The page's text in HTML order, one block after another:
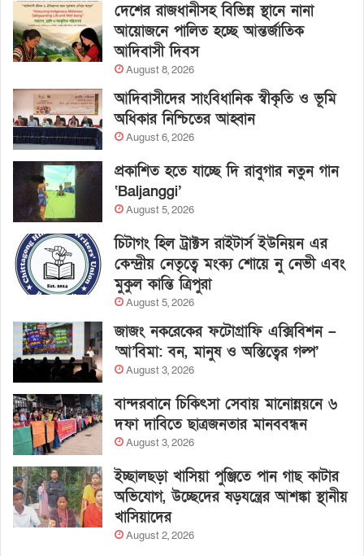
দেশের রাজধানীসহ বিভিন্ন স্থানে নানা
আয়োজনে পালিত হচ্ছে আন্তর্জাতিক
আদিবাসী দিবস
August 8, 2026
আদিবাসীদের সাংবিধানিক স্বীকৃতি ও ভূমি
অধিকার নিশ্চিতের আহ্বান
August 6, 2026
প্রকাশিত হতে যাচ্ছে দি রাবুগার নতুন গান
‘Baljanggi’
August 5, 2026
চিটাগং হিল ট্রাক্টস রাইটার্স ইউনিয়ন এর
কেন্দ্রীয় নেতৃত্বে মংক্য শোয়ে নু নেভী এবং
মুকুল কান্তি ত্রিপুরা
August 5, 2026
জাজং নকরেকের ফটোগ্রাফি এক্সিবিশন –
‘আ’বিমা: বন, মানুষ ও অস্তিত্বের গল্প’
August 3, 2026
বান্দরবানে চিকিৎসা সেবায় মানোন্নয়নে ৬
দফা দাবিতে ছাত্রজনতার মানববন্ধন
August 3, 2026
ইচ্ছালছড়া খাসিয়া পুঞ্জিতে পান গাছ কাটার
অভিযোগ, উচ্ছেদের ষড়যন্ত্রের আশঙ্কা স্থানীয়
খাসিয়াদের
August 2, 2026